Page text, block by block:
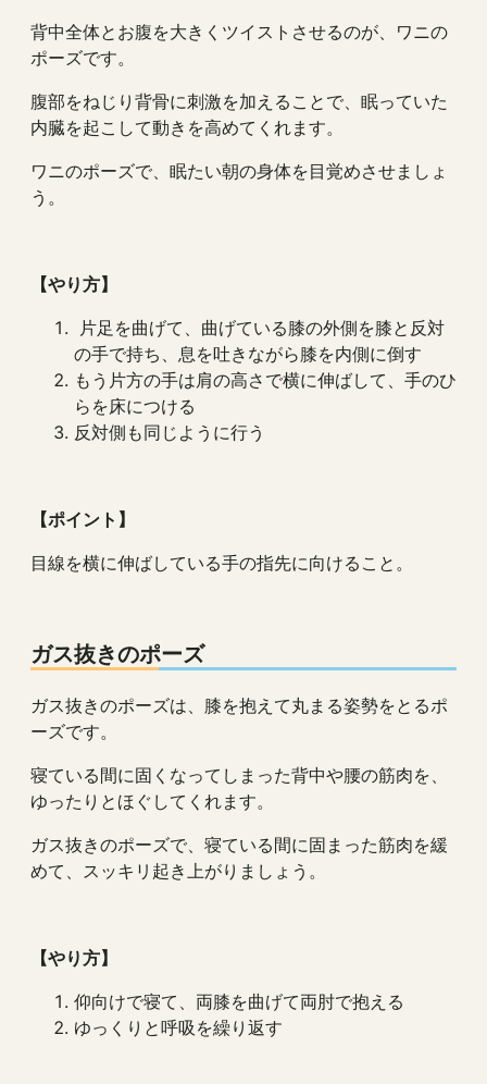
背中全体とお腹を大きくツイストさせるのが、ワニの
ポーズです。
腹部をねじり背骨に刺激を加えることで、眠っていた
内臓を起こして動きを高めてくれます。
ワニのポーズで、眠たい朝の身体を目覚めさせましょ
う。
【やり方】
片足を曲げて、曲げている膝の外側を膝と反対
の手で持ち、息を吐きながら膝を内側に倒す
もう片方の手は肩の高さで横に伸ばして、手のひ
らを床につける
反対側も同じように行う
【ポイント】
目線を横に伸ばしている手の指先に向けること。
ガス抜きのポーズ
ガス抜きのポーズは、膝を抱えて丸まる姿勢をとるポ
ーズです。
寝ている間に固くなってしまった背中や腰の筋肉を、
ゆったりとほぐしてくれます。
ガス抜きのポーズで、寝ている間に固まった筋肉を緩
めて、スッキリ起き上がりましょう。
【やり方】
仰向けで寝て、両膝を曲げて両肘で抱える
ゆっくりと呼吸を繰り返す